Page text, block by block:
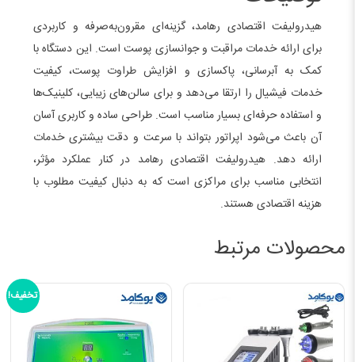
هیدرولیفت اقتصادی رهامد، گزینه‌ای مقرون‌به‌صرفه و کاربردی
برای ارائه خدمات مراقبت و جوانسازی پوست است. این دستگاه با
کمک به آبرسانی، پاکسازی و افزایش طراوت پوست، کیفیت
خدمات فیشیال را ارتقا می‌دهد و برای سالن‌های زیبایی، کلینیک‌ها
و استفاده حرفه‌ای بسیار مناسب است. طراحی ساده و کاربری آسان
آن باعث می‌شود اپراتور بتواند با سرعت و دقت بیشتری خدمات
ارائه دهد. هیدرولیفت اقتصادی رهامد در کنار عملکرد مؤثر،
انتخابی مناسب برای مراکزی است که به دنبال کیفیت مطلوب با
هزینه اقتصادی هستند.
محصولات مرتبط
تخفیف!